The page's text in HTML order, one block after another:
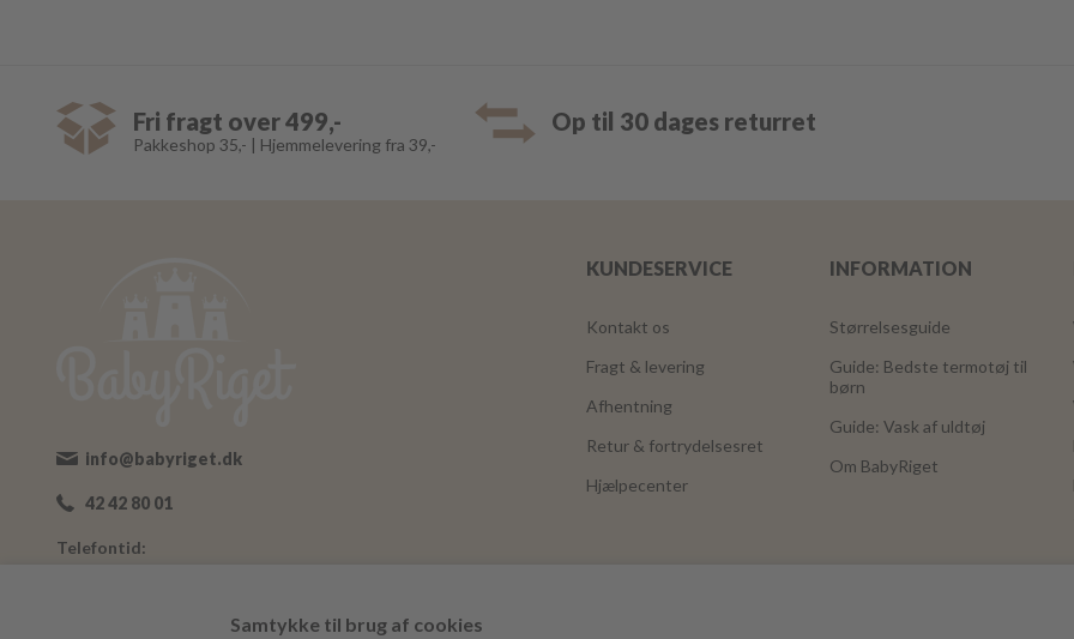
Samtykke til brug af cookies
Fri fragt over 499,-
Pakkeshop 35,- | Hjemmelevering fra 39,-
Op til 30 dages returret
info@babyriget.dk
42 42 80 01
Telefontid:
KUNDESERVICE
Kontakt os
Fragt & levering
Afhentning
Retur & fortrydelsesret
Hjælpecenter
INFORMATION
Størrelsesguide
Guide: Bedste termotøj til
børn
Guide: Vask af uldtøj
Om BabyRiget